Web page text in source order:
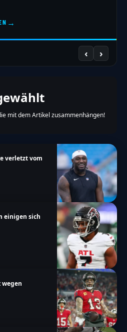
→
‹ ›
mit dem Artikel zusammenhängen!
verletzt vom
einigen sich
wegen